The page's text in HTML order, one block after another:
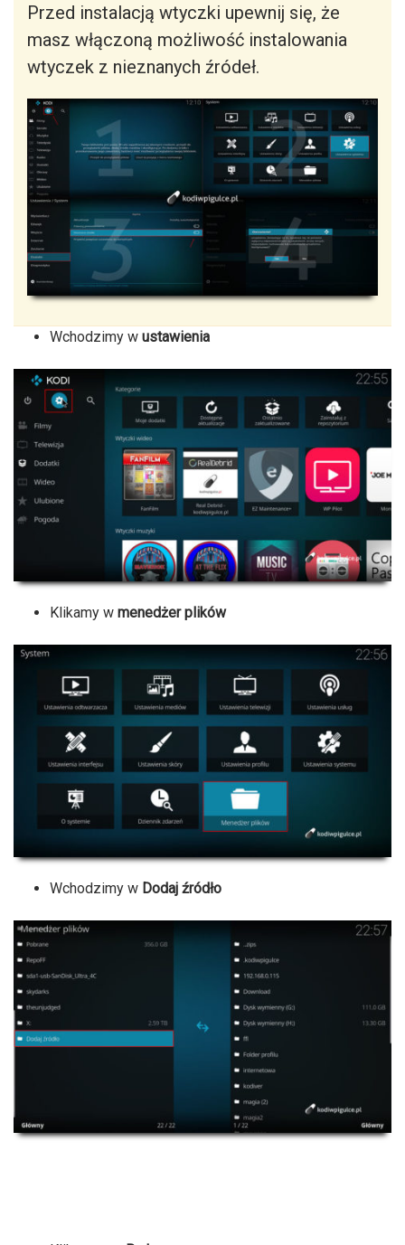
Przed instalacją wtyczki upewnij się, że
masz włączoną możliwość instalowania
wtyczek z nieznanych źródeł.
Wchodzimy w ustawienia
Klikamy w menedżer plików
Wchodzimy w Dodaj źródło